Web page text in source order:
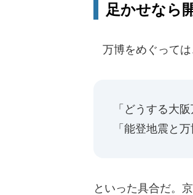
足かせなら
万博をめぐっては
「どうする大
「能登地震と
といった具合だ。